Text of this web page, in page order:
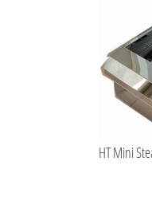
HT Mini